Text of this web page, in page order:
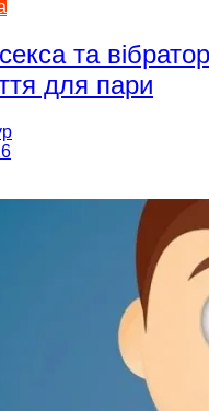
та
для пари